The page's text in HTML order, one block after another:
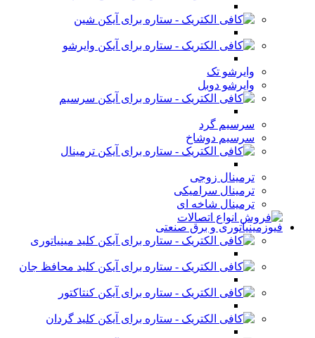
شین
وایرشو
وایرشو تک
وایرشو دوبل
سرسیم
سرسیم گرد
سرسیم دوشاخ
ترمینال
ترمینال زوجی
ترمینال سرامیکی
ترمینال شاخه ای
فیوزمینیاتوری و برق صنعتی
کلید مینیاتوری
کلید محافظ جان
کنتاکتور
کلید گردان